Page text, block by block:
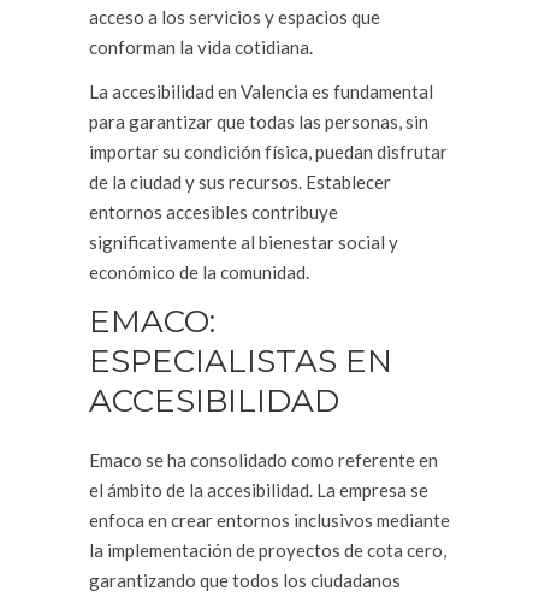
acceso a los servicios y espacios que
conforman la vida cotidiana.
La accesibilidad en Valencia es fundamental
para garantizar que todas las personas, sin
importar su condición física, puedan disfrutar
de la ciudad y sus recursos. Establecer
entornos accesibles contribuye
significativamente al bienestar social y
económico de la comunidad.
EMACO:
ESPECIALISTAS EN
ACCESIBILIDAD
Emaco se ha consolidado como referente en
el ámbito de la accesibilidad. La empresa se
enfoca en crear entornos inclusivos mediante
la implementación de proyectos de cota cero,
garantizando que todos los ciudadanos